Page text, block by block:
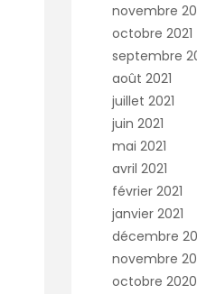
novembre
octobre 2021
septembre
août 2021
juillet 2021
juin 2021
mai 2021
avril 2021
février 2021
janvier 2021
décembre
novembre
octobre 2020